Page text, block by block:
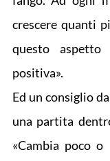
crescere quanti
questo
positiva».
Ed un consiglio
una partita
«Cambia poco